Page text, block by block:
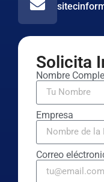
Solicita
Nombre
Empresa
Correo